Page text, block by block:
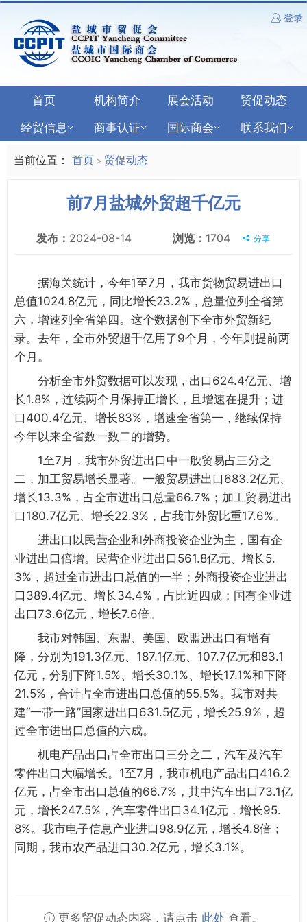
登录
首页 机构简介 展会活动
贸促动态
经贸信息
商事认证 国际商会 联系我们
当前位置： 首页 > 贸促动态
前7月盐城外贸超千亿元
发布： 2024-08-14 浏览： 1704 分享
据海关统计，今年1至7月，我市货物贸易进出口
总值1024.8亿元，同比增长23.2%，总量位列全省第
六，增速列全省第四。这个数据创下全市外贸新纪
录。去年，全市外贸超千亿用了9个月，今年则提前两
个月。
分析全市外贸数据可以发现，出口624.4亿元、增
长1.8%，连续两个月保持正增长，且增速在提升；进
口400.4亿元、增长83%，增速全省第一，继续保持
今年以来全省数一数二的增势。
1至7月，我市外贸进出口中一般贸易占三分之
二，加工贸易增长显著。一般贸易进出口683.2亿元、
增长13.3%，占全市进出口总量66.7%；加工贸易进出
口180.7亿元、增长22.3%，占我市外贸比重17.6%。
进出口以民营企业和外商投资企业为主，国有企
业进出口倍增。民营企业进出口561.8亿元、增长5.
3%，超过全市进出口总值的一半；外商投资企业进出
口389.4亿元、增长34.4%，占比近四成；国有企业进
出口73.6亿元，增长7.6倍。
我市对韩国、东盟、美国、欧盟进出口有增有
降，分别为191.3亿元、187.1亿元、107.7亿元和83.1
亿元，分别下降1.5%、增长30.1%、增长17.1%和下降
21.5%，合计占全市进出口总值的55.5%。我市对共
建“一带一路”国家进出口631.5亿元，增长25.9%，超
过全市进出口总值的六成。
机电产品出口占全市出口三分之二，汽车及汽车
零件出口大幅增长。1至7月，我市机电产品出口416.2
亿元，占全市出口总值的66.7%，其中汽车出口73.1亿
元，增长247.5%，汽车零件出口34.1亿元，增长95.
8%。我市电子信息产业进口98.9亿元，增长4.8倍；
同期，我市农产品进口30.2亿元，增长3.1%。
更多贸促动态内容，请点击 此处 查看。